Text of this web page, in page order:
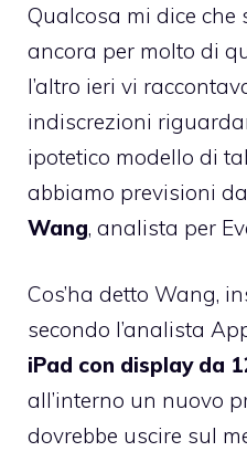
Qualcosa mi dice che
ancora per molto di
l’altro ieri vi
indiscrezioni
ipotetico modello di
abbiamo previsioni
Wang, analista per
Cos’ha detto Wang,
secondo l’analista
iPad con display da
all’interno un nuovo
dovrebbe uscire sul